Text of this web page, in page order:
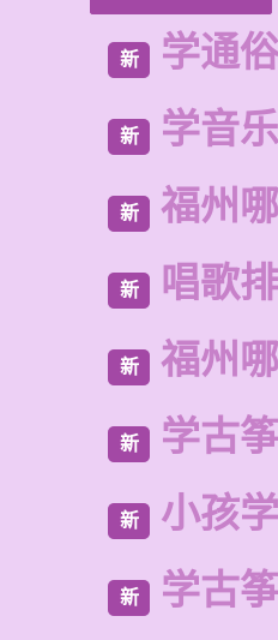
新 学通
新 学音
新 福州
新 唱歌
新 福州
新 学古
新 小孩
新 学古